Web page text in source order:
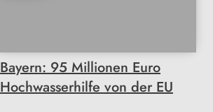
Bayern: 95 Millionen Euro
Hochwasserhilfe von der EU